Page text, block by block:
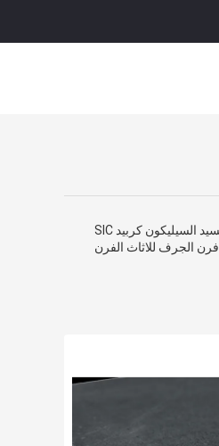
عالية المقاومة للحرارة أكسيد السيليكون كربيد SIC
فرن الجرف للاثاث الفرن